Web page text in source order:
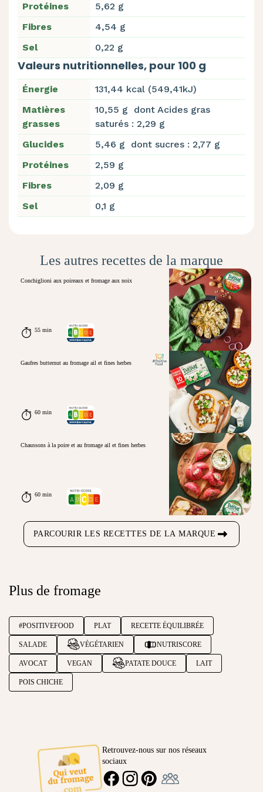
Protéines
5,62 g
Fibres
4,54 g
Sel
0,22 g
Valeurs nutritionnelles, pour 100 g
Énergie
131,44 kcal (549,41kJ)
Matières
grasses
10,55 g dont Acides gras
saturés : 2,29 g
Glucides
5,46 g dont sucres : 2,77 g
Protéines
2,59 g
Fibres
2,09 g
Sel
0,1 g
Les autres recettes de la marque
Conchiglioni aux poireaux et fromage aux noix
55 min
Gaufres butternut au fromage ail et fines herbes
60 min
Chaussons à la poire et au fromage ail et fines herbes
60 min
PARCOURIR LES RECETTES DE LA MARQUE
Plus de fromage
#POSITIVEFOOD PLAT RECETTE ÉQUILIBRÉE
SALADE VÉGÉTARIEN NUTRISCORE
AVOCAT VEGAN PATATE DOUCE LAIT
POIS CHICHE
Retrouvez-nous sur nos réseaux
sociaux
FACEBOOKINSTAGRAMPINTEREST